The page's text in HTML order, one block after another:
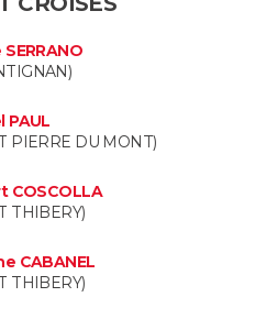
PAUL
PIERRE DU MONT)
COSCOLLA
THIBERY)
CABANEL
THIBERY)